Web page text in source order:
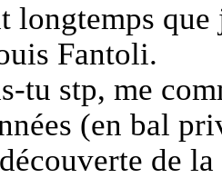
longtemps
Fantoli.
tu stp, me
(en bal
de